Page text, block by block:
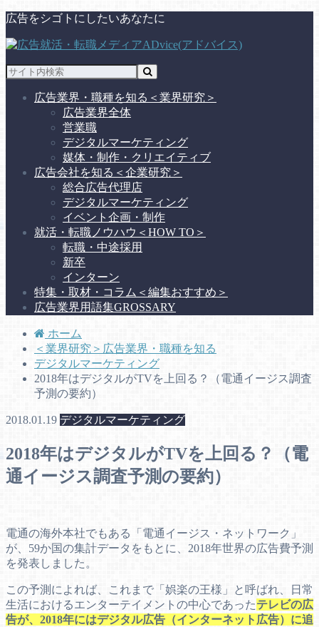
広告をシゴトにしたいあなたに
広告業界・職種を知る ＜業界研究＞
広告業界全体
営業職
デジタルマーケティング
媒体・制作・クリエイティブ
広告会社を知る ＜企業研究＞
総合広告代理店
デジタルマーケティング
イベント企画・制作
就活・転職ノウハウ ＜HOW TO＞
転職・中途採用
新卒
インターン
特集・取材・コラム ＜編集おすすめ＞
広告業界用語集GROSSARY
ホーム
＜業界研究＞広告業界・職種を知る
デジタルマーケティング
2018年はデジタルがTVを上回る？（電通イージス調査
予測の要約）
2018.01.19 デジタルマーケティング
2018年はデジタルがTVを上回る？（電
通イージス調査予測の要約）
電通の海外本社でもある「電通イージス・ネットワーク」
が、59か国の集計データをもとに、2018年世界の広告費予測
を発表しました。
この予測によれば、これまで「娯楽の王様」と呼ばれ、日常
生活におけるエンターテイメントの中心であったテレビの広
告が、2018年にはデジタル広告（インターネット広告）に追